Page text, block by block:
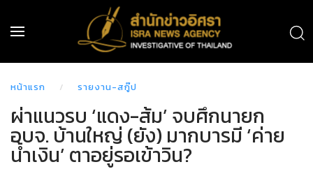
หน้าแรก รายงาน-สกู๊ป
ผ่าแนวรบ ‘แดง-ส้ม’ จบศึกนายก
อบจ. บ้านใหญ่ (ยัง) มากบารมี ‘ค่าย
น้ำเงิน’ ตาอยู่รอเข้าวิน?